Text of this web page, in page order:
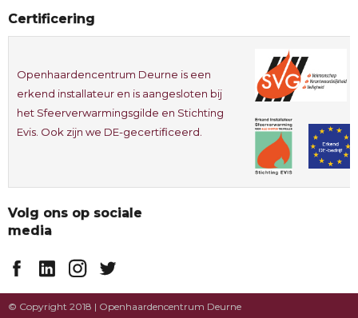
Certificering
Openhaardencentrum Deurne is een
erkend installateur en is aangesloten bij
het Sfeerverwarmingsgilde en Stichting
Evis. Ook zijn we DE-gecertificeerd.
Volg ons op sociale
media
© Copyright 2018 | Openhaardencentrum Deurne